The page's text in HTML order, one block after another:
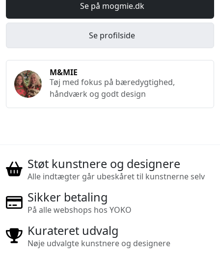
Se på mogmie.dk
Se profilside
M&MIE
Tøj med fokus på bæredygtighed,
håndværk og godt design
Støt kunstnere og designere
Alle indtægter går ubeskåret til kunstnerne selv
Sikker betaling
På alle webshops hos YOKO
Kurateret udvalg
Nøje udvalgte kunstnere og designere